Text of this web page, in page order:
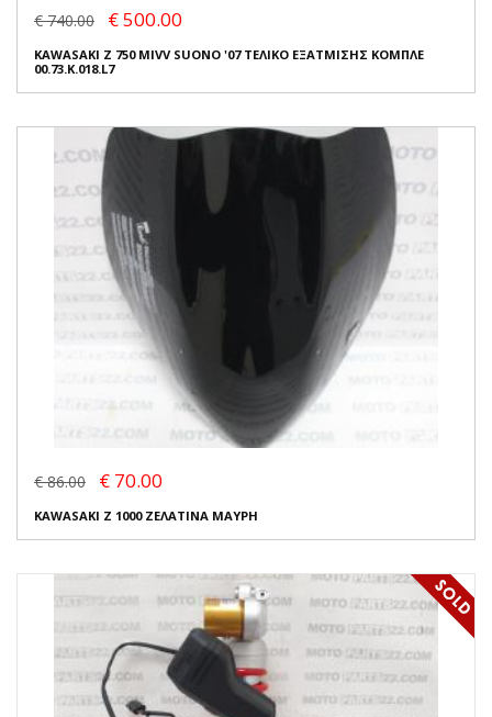
€ 740.00 € 500.00
KAWASAKI Z 750 MIVV SUONO '07 ΤΕΛΙΚΟ ΕΞΑΤΜΙΣΗΣ ΚΟΜΠΛΕ
00.73.K.018.L7
€ 86.00 € 70.00
KAWASAKI Z 1000 ΖΕΛΑΤΙΝΑ ΜΑΥΡΗ